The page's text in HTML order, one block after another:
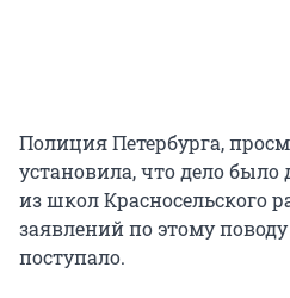
Полиция Петербурга,
установила, что дело было
из школ Красносельского
заявлений по этому
поступало.